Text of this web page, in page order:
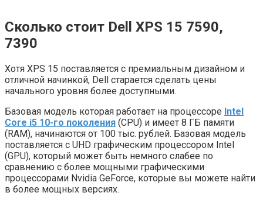
Сколько стоит Dell XPS 15 7590,
7390
Хотя XPS 15 поставляется с премиальным дизайном и
отличной начинкой, Dell старается сделать цены
начального уровня более доступными.
Базовая модель которая работает на процессоре Intel
Core i5 10-го поколения (CPU) и имеет 8 ГБ памяти
(RAM), начинаются от 100 тыс. рублей. Базовая модель
поставляется с UHD графическим процессором Intel
(GPU), который может быть немного слабее по
сравнению с более мощными графическими
процессорами Nvidia GeForce, которые вы можете найти
в более мощных версиях.